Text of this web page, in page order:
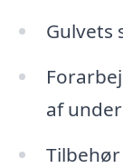
Gulvets
af